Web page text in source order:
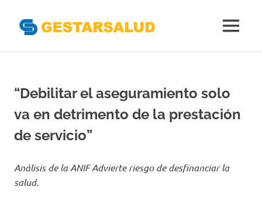
contenido
del
Aseguramiento
de
la
Salud
MENÚ
“Debilitar el aseguramiento solo
va en detrimento de la prestación
de servicio”
Análisis de la ANIF Advierte riesgo de desfinanciar la
salud.